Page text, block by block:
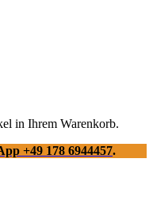
in Ihrem Warenkorb.
+49 178 6944457.